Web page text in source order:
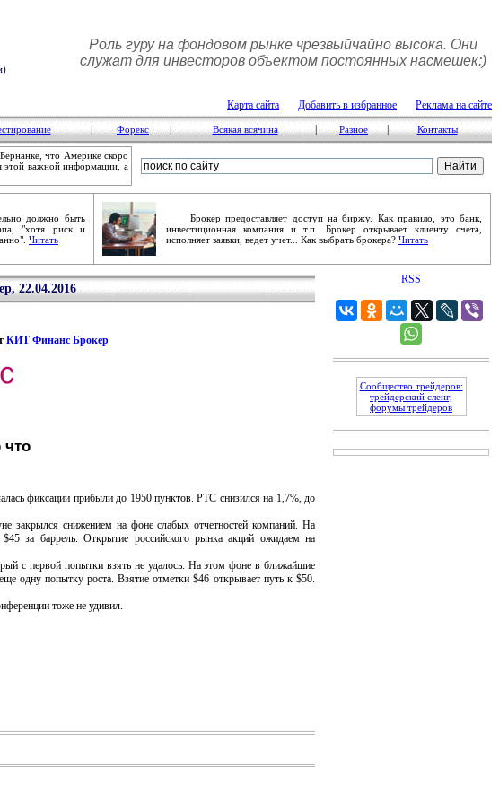
Роль гуру на фондовом рынке чрезвыйчайно высока. Они
служат для инвесторов объектом постоянных насмешек:)
Карта сайта Добавить в избранное Реклама на сайте
Форекс Всякая всячина Разное Контакты
что Америке скоро
этой важной информации, а
должно быть
"хотя риск и
Читать
Брокер предоставляет доступ на биржу. Как правило, это банк,
инвестиционная компания и т.п. Брокер открывает клиенту счета,
исполняет заявки, ведет учет... Как выбрать брокера? Читать
22.04.2016
КИТ Финанс Брокер
что
фиксации прибыли до 1950 пунктов. РТС снизился на 1,7%, до
снижением на фоне слабых отчетностей компаний. На
за баррель. Открытие российского рынка акций ожидаем на
с первой попытки взять не удалось. На этом фоне в ближайшие
одну попытку роста. Взятие отметки $46 открывает путь к $50.
тоже не удивил.
RSS
Сообщество трейдеров:
трейдерский сленг,
форумы трейдеров